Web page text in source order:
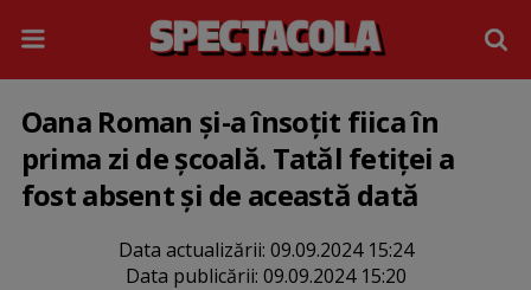
Oana Roman și-a însoțit fiica în
prima zi de școală. Tatăl fetiței a
fost absent și de această dată
Data actualizării: 09.09.2024 15:24
Data publicării: 09.09.2024 15:20